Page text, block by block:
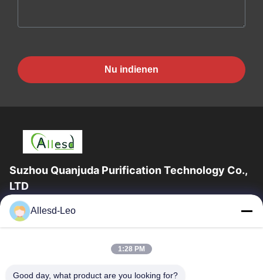
Nu indienen
Suzhou Quanjuda Purification Technology Co.,
LTD
16years ervaring, als belangrijke fabrikant en exporteur van
ESD & Cleanroom producten, bieden wij een volledige lijn van
Huis Producten
Allesd-Leo
1:28 PM
Good day, what product are you looking for?